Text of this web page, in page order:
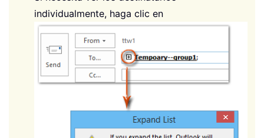
individualmente, haga clic en